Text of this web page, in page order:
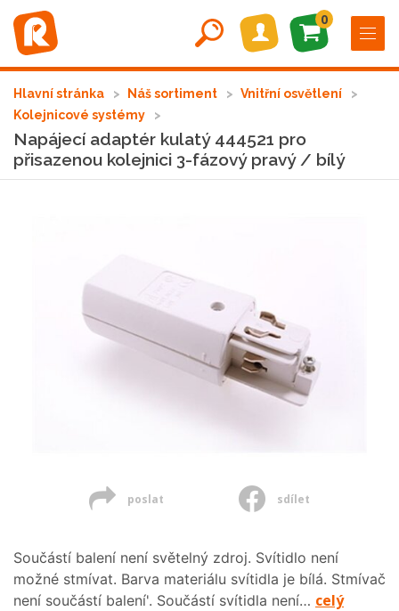
0
Hlavní stránka Náš sortiment
Vnitřní osvětlení
Kolejnicové systémy
Napájecí adaptér kulatý 444521 pro
přisazenou kolejnici 3-fázový pravý / bílý
poslat sdílet
Součástí balení není světelný zdroj. Svítidlo není
možné stmívat. Barva materiálu svítidla je bílá. Stmívač
není součástí balení'. Součástí svítidla není… celý